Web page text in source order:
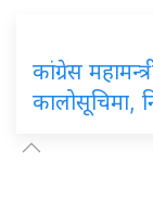
कांग्रेस
कालोसूचिमा,